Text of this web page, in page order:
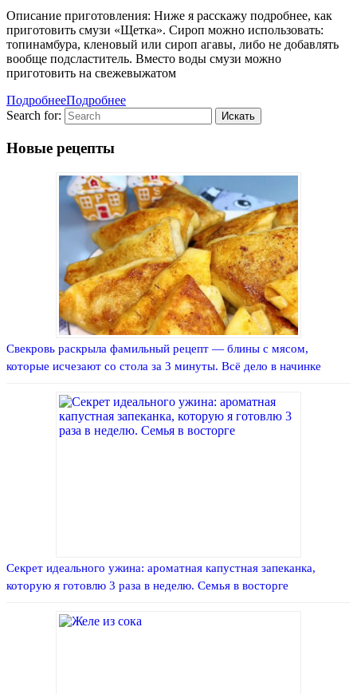
Описание приготовления: Ниже я расскажу подробнее, как
приготовить смузи «Щетка». Сироп можно использовать:
топинамбура, кленовый или сироп агавы, либо не добавлять
вообще подсластитель. Вместо воды смузи можно
приготовить на свежевыжатом
ПодробнееПодробнее
Search for:
Новые рецепты
Свекровь раскрыла фамильный рецепт — блины с мясом,
которые исчезают со стола за 3 минуты. Всё дело в начинке
Секрет идеального ужина: ароматная капустная запеканка,
которую я готовлю 3 раза в неделю. Семья в восторге